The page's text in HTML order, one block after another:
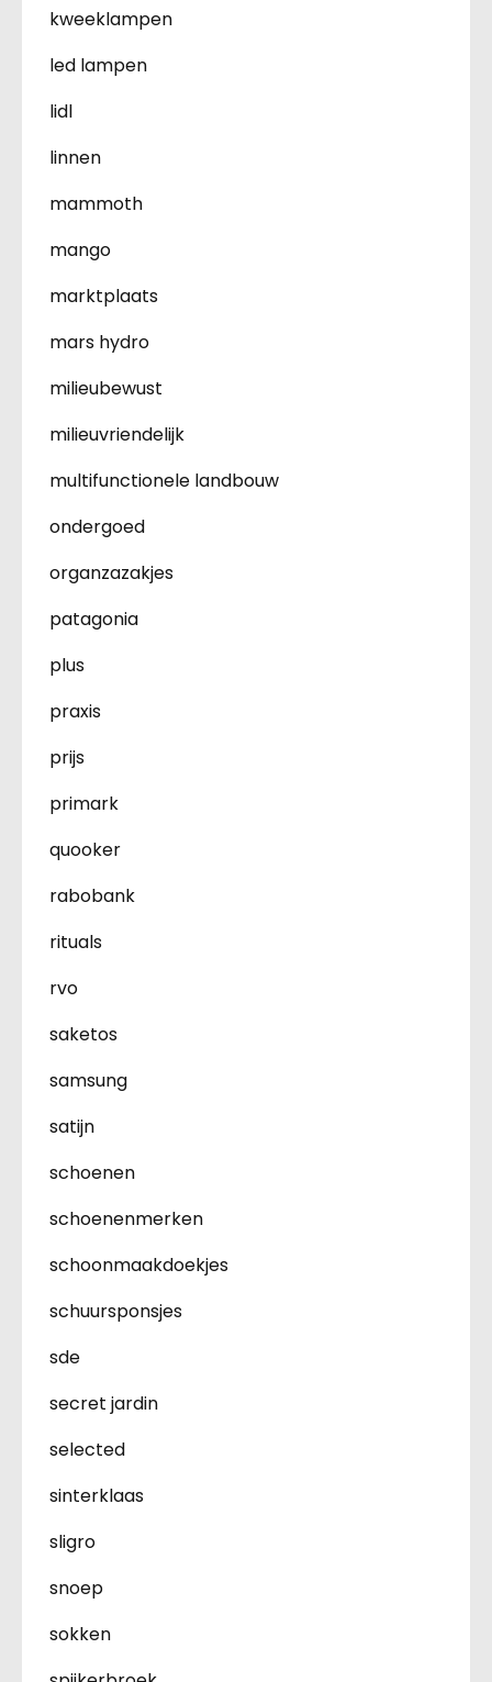
kweeklampen
led lampen
lidl
linnen
mammoth
mango
marktplaats
mars hydro
milieubewust
milieuvriendelijk
multifunctionele landbouw
ondergoed
organzazakjes
patagonia
plus
praxis
prijs
primark
quooker
rabobank
rituals
rvo
saketos
samsung
satijn
schoenen
schoenenmerken
schoonmaakdoekjes
schuursponsjes
sde
secret jardin
selected
sinterklaas
sligro
snoep
sokken